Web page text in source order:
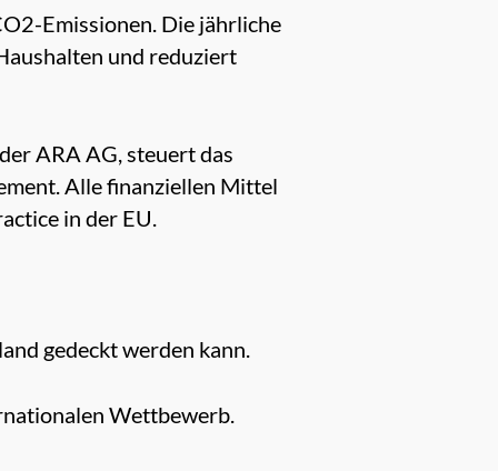
Emissionen. Die jährliche
und reduziert
ARA AG, steuert das
Alle finanziellen Mittel
in der EU.
gedeckt werden kann.
Wettbewerb.